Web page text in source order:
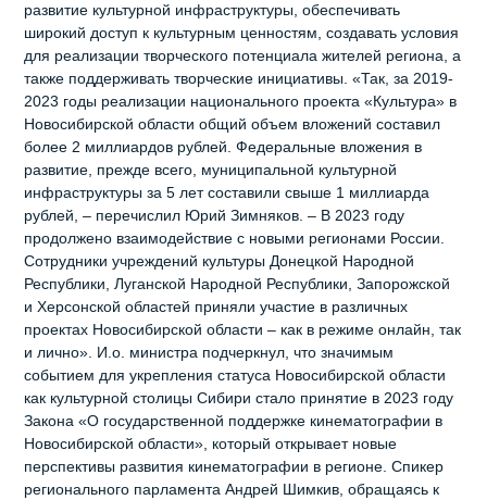
развитие культурной инфраструктуры, обеспечивать
широкий доступ к культурным ценностям, создавать условия
для реализации творческого потенциала жителей региона, а
также поддерживать творческие инициативы. «Так, за 2019-
2023 годы реализации национального проекта «Культура» в
Новосибирской области общий объем вложений составил
более 2 миллиардов рублей. Федеральные вложения в
развитие, прежде всего, муниципальной культурной
инфраструктуры за 5 лет составили свыше 1 миллиарда
рублей, – перечислил Юрий Зимняков. – В 2023 году
продолжено взаимодействие с новыми регионами России.
Сотрудники учреждений культуры Донецкой Народной
Республики, Луганской Народной Республики, Запорожской
и Херсонской областей приняли участие в различных
проектах Новосибирской области – как в режиме онлайн, так
и лично». И.о. министра подчеркнул, что значимым
событием для укрепления статуса Новосибирской области
как культурной столицы Сибири стало принятие в 2023 году
Закона «О государственной поддержке кинематографии в
Новосибирской области», который открывает новые
перспективы развития кинематографии в регионе. Спикер
регионального парламента Андрей Шимкив, обращаясь к